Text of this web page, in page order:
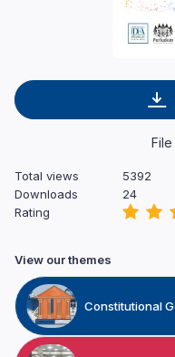
File
Total views
5392
Downloads
24
Rating
View our themes
Constitutional